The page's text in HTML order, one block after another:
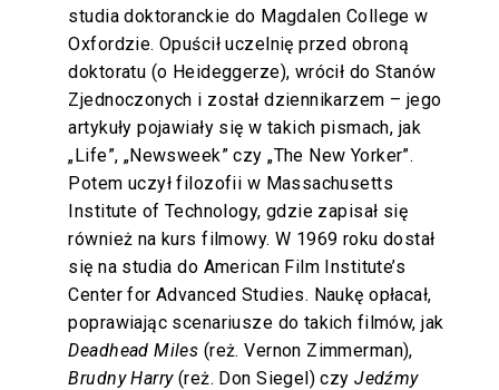
studia doktoranckie do Magdalen College w
Oxfordzie. Opuścił uczelnię przed obroną
doktoratu (o Heideggerze), wrócił do Stanów
Zjednoczonych i został dziennikarzem – jego
artykuły pojawiały się w takich pismach, jak
„Life”, „Newsweek” czy „The New Yorker”.
Potem uczył filozofii w Massachusetts
Institute of Technology, gdzie zapisał się
również na kurs filmowy. W 1969 roku dostał
się na studia do American Film Institute’s
Center for Advanced Studies. Naukę opłacał,
poprawiając scenariusze do takich filmów, jak
Deadhead Miles (reż. Vernon Zimmerman),
Brudny Harry(reż. Don Siegel) czyJedźmy